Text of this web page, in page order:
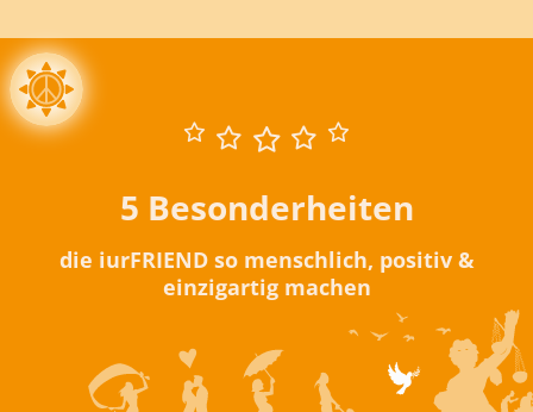
5 Besonderheiten
die iurFRIEND so menschlich, positiv &
einzigartig machen